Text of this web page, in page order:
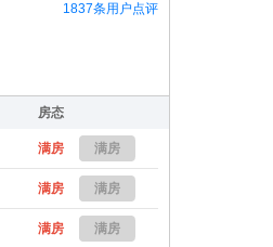
1837条用户点评
房态
满房 满房
满房 满房
满房 满房